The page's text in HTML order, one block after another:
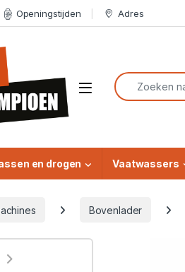
Openingstijden Adres
Open
Search for:
en drogen Vaatwassers
Bovenlader